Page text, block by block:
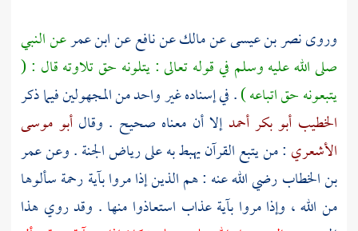
وروىنصر بن عيسىعنمالكعننافععنابن عمرعن النبي
صلى الله عليه وسلم في قوله تعالى : يتلونه حق تلاوته قال : (
يتبعونه حق اتباعه ). في إسناده غير واحد من المجهولين فيما ذكر
الخطيب أبو بكر أحمدإلا أن معناه صحيح . وقالأبو موسى
الأشعري : من يتبع القرآن يهبط به على رياض الجنة . وعنعمر
بن الخطابرضي الله عنه : هم الذين إذا مروا بآية رحمة سألوها
من الله ، وإذا مروا بآية عذاب استعاذوا منها . وقد روي هذا